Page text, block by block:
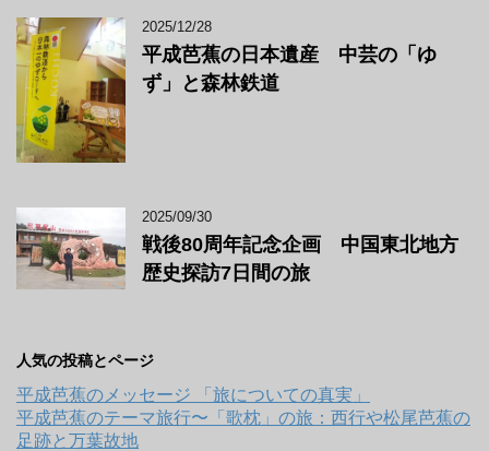
2025/12/28
平成芭蕉の日本遺産 中芸の「ゆ
ず」と森林鉄道
2025/09/30
戦後80周年記念企画 中国東北地方
歴史探訪7日間の旅
人気の投稿とページ
平成芭蕉のメッセージ 「旅についての真実」
平成芭蕉のテーマ旅行〜「歌枕」の旅：西行や松尾芭蕉の
足跡と万葉故地